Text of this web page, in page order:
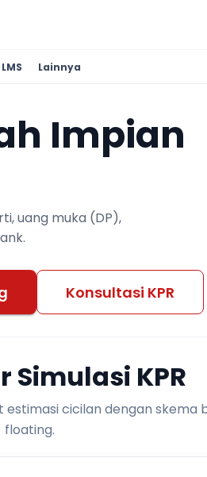
LMS Lainnya
Impian
uang muka (DP),
Konsultasi KPR
Simulasi KPR
cicilan dengan skema
floating.